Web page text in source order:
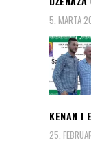
5. MARTA
KENAN I
25.